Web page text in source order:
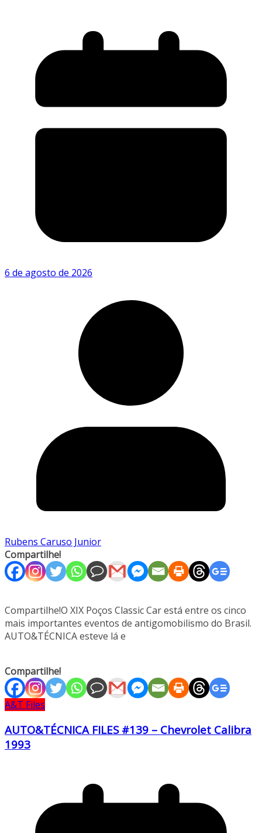
6 de agosto de 2026
Rubens Caruso Junior
Compartilhe!
Compartilhe!O XIX Poços Classic Car está entre os cinco
mais importantes eventos de antigomobilismo do Brasil.
AUTO&TÉCNICA esteve lá e
Compartilhe!
A&T Files
AUTO&TÉCNICA FILES #139 – Chevrolet Calibra
1993